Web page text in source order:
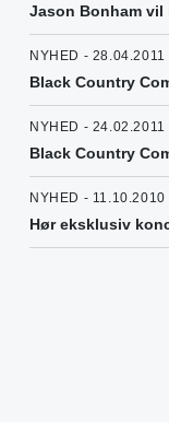
Jason Bonham
NYHED - 28.04.2011
Black Country
NYHED - 24.02.2011
Black Country
NYHED - 11.10.2010
Hør eksklusiv